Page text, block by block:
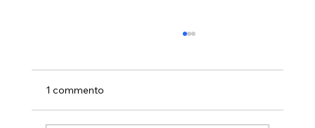
1 commento